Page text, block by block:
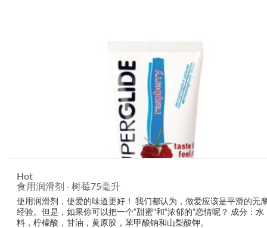
Hot
食用润滑剂 - 树莓75毫升
使用润滑剂，使爱的味道更好！ 我们都认为，做爱应该是平滑的无
经验。但是，如果你可以把一个“甜蜜”和“浓郁的”恋情呢？ 成分：水
料，柠檬酸，甘油，黄原胶，苯甲酸钠和山梨酸钾。